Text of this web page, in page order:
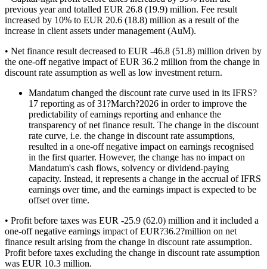
previous year and totalled EUR 26.8 (19.9) million. Fee result
increased by 10% to EUR 20.6 (18.8) million as a result of the
increase in client assets under management (AuM).
• Net finance result decreased to EUR -46.8 (51.8) million driven by
the one-off negative impact of EUR 36.2 million from the change in
discount rate assumption as well as low investment return.
Mandatum changed the discount rate curve used in its IFRS?
17 reporting as of 31?March?2026 in order to improve the
predictability of earnings reporting and enhance the
transparency of net finance result. The change in the discount
rate curve, i.e. the change in discount rate assumptions,
resulted in a one-off negative impact on earnings recognised
in the first quarter. However, the change has no impact on
Mandatum's cash flows, solvency or dividend-paying
capacity. Instead, it represents a change in the accrual of IFRS
earnings over time, and the earnings impact is expected to be
offset over time.
• Profit before taxes was EUR -25.9 (62.0) million and it included a
one-off negative earnings impact of EUR?36.2?million on net
finance result arising from the change in discount rate assumption.
Profit before taxes excluding the change in discount rate assumption
was EUR 10.3 million.